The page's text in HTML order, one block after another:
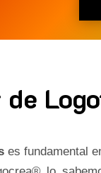
es fundamental